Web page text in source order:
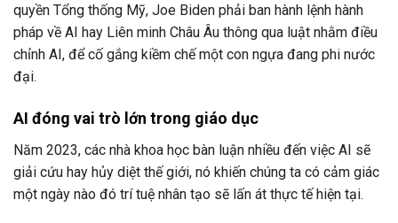
quyền Tổng thống Mỹ, Joe Biden phải ban hành lệnh hành
pháp về AI hay Liên minh Châu Âu thông qua luật nhằm điều
chỉnh AI, để cố gắng kiềm chế một con ngựa đang phi nước
đại.
AI đóng vai trò lớn trong giáo dục
Năm 2023, các nhà khoa học bàn luận nhiều đến việc AI sẽ
giải cứu hay hủy diệt thế giới, nó khiến chúng ta có cảm giác
một ngày nào đó trí tuệ nhân tạo sẽ lấn át thực tế hiện tại.